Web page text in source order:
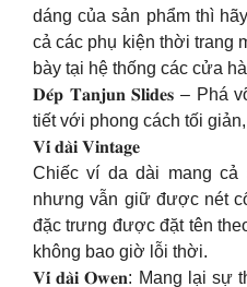
dáng của sản phẩm thì
cả các phụ kiện thời trang
bày tại hệ thống các cửa
𝐃𝐞́𝐩 𝐓𝐚𝐧𝐣𝐮𝐧 𝐒𝐥𝐢𝐝𝐞𝐬 –
tiết với phong cách tối
𝐕𝐢́ 𝐝𝐚̀𝐢 𝐕𝐢𝐧𝐭𝐚𝐠𝐞
Chiếc ví da dài mang
nhưng vẫn giữ được nét
đặc trưng được đặt tên
không bao giờ lỗi thời.
𝐕𝐢́ 𝐝𝐚̀𝐢 𝐎𝐰𝐞𝐧: Mang lại sự